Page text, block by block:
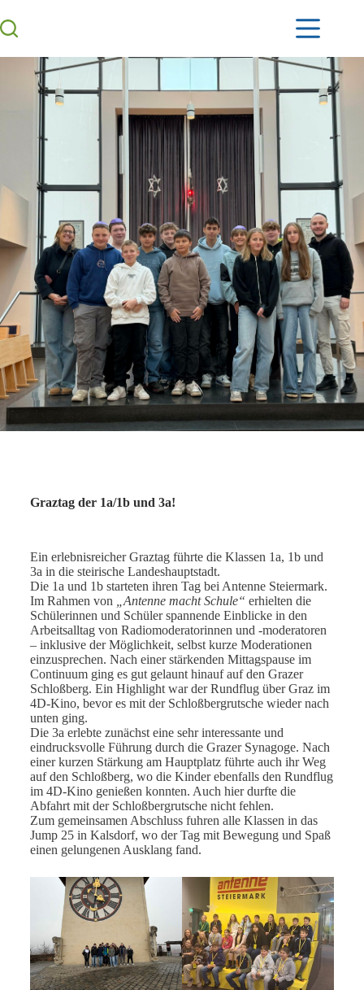
Graztag der 1a/1b und 3a!
Ein erlebnisreicher Graztag führte die Klassen 1a, 1b und
3a in die steirische Landeshauptstadt.
Die 1a und 1b starteten ihren Tag bei Antenne Steiermark.
Im Rahmen von
„Antenne macht Schule“ erhielten die
Schülerinnen und Schüler spannende Einblicke in den
Arbeitsalltag von Radiomoderatorinnen und -moderatoren
– inklusive der Möglichkeit, selbst kurze Moderationen
einzusprechen. Nach einer stärkenden Mittagspause im
Continuum ging es gut gelaunt hinauf auf den Grazer
Schloßberg. Ein Highlight war der Rundflug über Graz im
4D-Kino, bevor es mit der Schloßbergrutsche wieder nach
unten ging.
Die 3a erlebte zunächst eine sehr interessante und
eindrucksvolle Führung durch die Grazer Synagoge. Nach
einer kurzen Stärkung am Hauptplatz führte auch ihr Weg
auf den Schloßberg, wo die Kinder ebenfalls den Rundflug
im 4D-Kino genießen konnten. Auch hier durfte die
Abfahrt mit der Schloßbergrutsche nicht fehlen.
Zum gemeinsamen Abschluss fuhren alle Klassen in das
Jump 25 in Kalsdorf, wo der Tag mit Bewegung und Spaß
einen gelungenen Ausklang fand.